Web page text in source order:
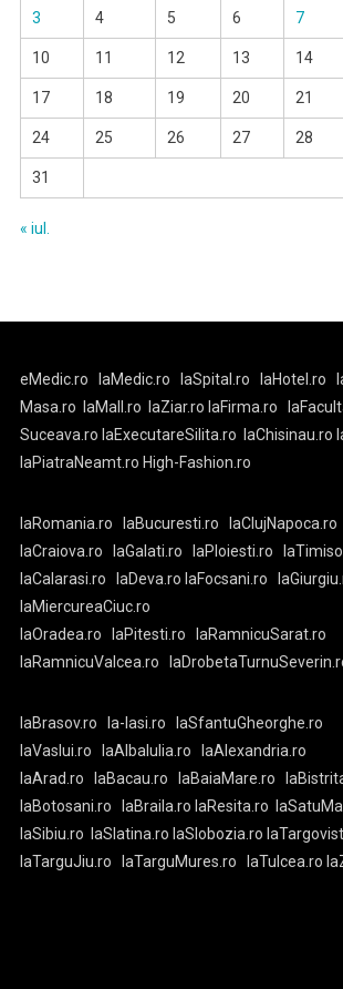
3 4 5 6 7
10 11 12 13 14
17 18 19 20 21
24 25 26 27 28
31
« iul.
eMedic.ro laMedic.ro laSpital.ro laHotel.ro
Masa.ro
laMall.ro laZiar.ro laFirma.ro
Suceava.ro laExecutareSilita.ro laChisinau.ro
laPiatraNeamt.ro High-Fashion.ro
laRomania.ro laBucuresti.ro laClujNapoca.ro
laCraiova.ro
laGalati.ro laPloiesti.ro
laCalarasi.ro
laDeva.ro laFocsani.ro
laMiercureaCiuc.ro
laOradea.ro
laPitesti.ro
laRamnicuSarat.ro
laRamnicuValcea.ro
laBrasov.ro la-Iasi.ro
laSfantuGheorghe.ro
laVaslui.ro
laAlbaIulia.ro
laAlexandria.ro
laArad.ro
laBacau.ro laBaiaMare.ro
laBotosani.ro
laBraila.ro laResita.ro
laSibiu.ro
laSlatina.ro laSlobozia.ro
laTarguJiu.ro
laTarguMures.ro laTulcea.ro